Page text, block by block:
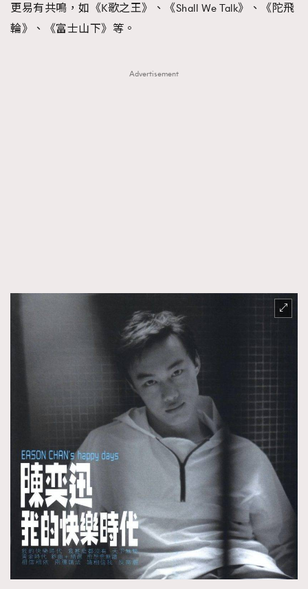
更易有共鳴，如《K歌之王》、《Shall We Talk》、《陀飛
輪》、《富士山下》等。
Advertisement